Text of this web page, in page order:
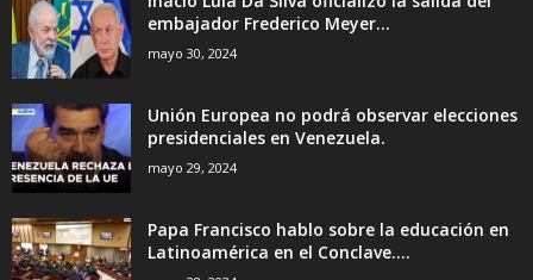
embajador Frederico Meyer...
mayo 30, 2024
Unión Europea no podrá observar elecciones
presidenciales en Venezuela.
mayo 29, 2024
Papa Francisco hablo sobre la educación en
Latinoamérica en el Conclave....